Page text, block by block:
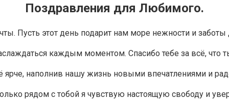
Поздравления для Любимого.
Пусть этот день подарит нам море нежности и
каждым моментом. Спасибо тебе за всё,
ярче, наполнив нашу жизнь новыми впечатлениями и
рядом с тобой я чувствую настоящую свободу и